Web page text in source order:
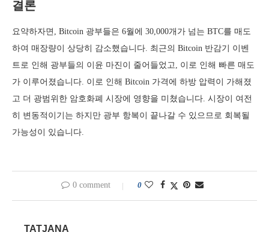
결론
요약하자면, Bitcoin 광부들은 6월에 30,000개가 넘는 BTC를 매도
하여 매장량이 상당히 감소했습니다. 최근의 Bitcoin 반감기 이벤
트로 인해 광부들의 이윤 마진이 줄어들었고, 이로 인해 빠른 매도
가 이루어졌습니다. 이로 인해 Bitcoin 가격에 하방 압력이 가해졌
고 더 광범위한 암호화폐 시장에 영향을 미쳤습니다. 시장이 여전
히 변동적이기는 하지만 광부 항복이 끝나갈 수 있으므로 회복될
가능성이 있습니다.
0 comment 0
TATJANA